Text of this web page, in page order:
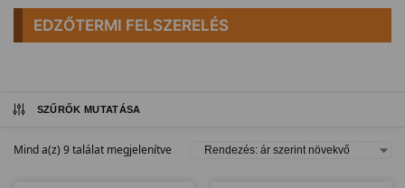
EDZŐTERMI FELSZERELÉS
SZŰRŐK MUTATÁSA
Mind a(z) 9 találat megjelenítve